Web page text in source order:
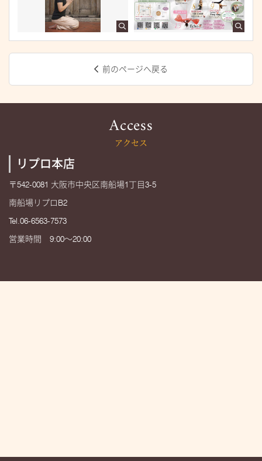
前のページへ戻る
Access
アクセス
リプロ本店
〒542-0081 大阪市中央区南船場1丁目3-5
南船場リプロB2
Tel.06-6563-7573
営業時間 9:00～20:00